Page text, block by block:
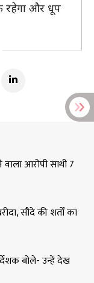
रहेगा और धूप
आरोपी साथी 7
सौदे की शर्तों का
बोले- उन्हें देख